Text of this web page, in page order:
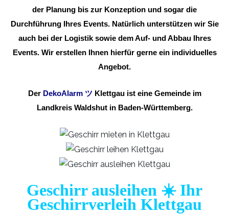
der Planung bis zur Konzeption und sogar die
Durchführung Ihres Events. Natürlich unterstützen wir Sie
auch bei der Logistik sowie dem Auf- und Abbau Ihres
Events. Wir erstellen Ihnen hierfür gerne ein individuelles
Angebot.
Der DekoAlarm ツ Klettgau ist eine Gemeinde im
Landkreis Waldshut in Baden-Württemberg.
Geschirr ausleihen ☀️ Ihr
Geschirrverleih Klettgau